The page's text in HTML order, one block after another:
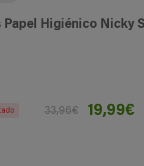
Papel Higiénico Nicky
33,96€ 19,99€